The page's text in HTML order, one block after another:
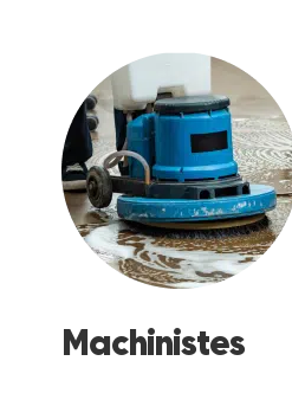
Machinistes